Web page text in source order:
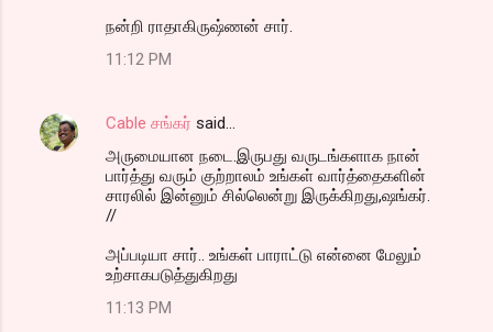
நன்றி ராதாகிருஷ்ணன் சார்.
11:12 PM
Cable சங்கர் said…
அருமையான நடை.இருபது வருடங்களாக நான்
பார்த்து வரும் குற்றாலம் உங்கள் வார்த்தைகளின்
சாரலில் இன்னும் சில்லென்று இருக்கிறது,ஷங்கர்.
//
அப்படியா சார்.. உங்கள் பாராட்டு என்னை மேலும்
உற்சாகபடுத்துகிறது
11:13 PM